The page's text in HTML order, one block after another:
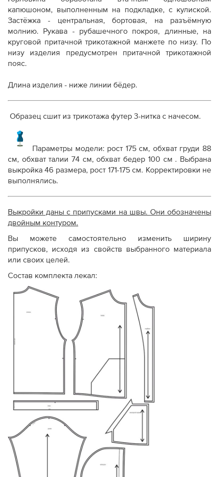
капюшоном, выполненным на подкладке, с кулиской.
Застёжка - центральная, бортовая, на разъёмную
молнию.
Рукава - рубашечного покроя, длинные, на
круговой притачной трикотажной манжете по низу. По
низу изделия предусмотрен притачной трикотажной
пояс.
Длина изделия - ниже линии бёдер.
Образец сшит из трикотажа футер 3-нитка с начесом.
Параметры модели: рост 175 см, обхват груди 88
см, обхват талии 74 см, обхват бедер 100 см . Выбрана
выкройка 46 размера, рост 171-175 см. Корректировки не
выполнялись.
Выкройки даны с припусками на швы. Они обозначены
двойным контуром.
Вы можете самостоятельно изменить ширину
припусков, исходя из свойств выбранного материала
или своих целей.
Состав комплекта лекал: